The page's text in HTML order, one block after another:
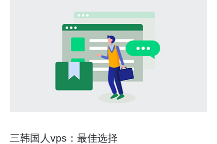
三韩国人vps：最佳选择